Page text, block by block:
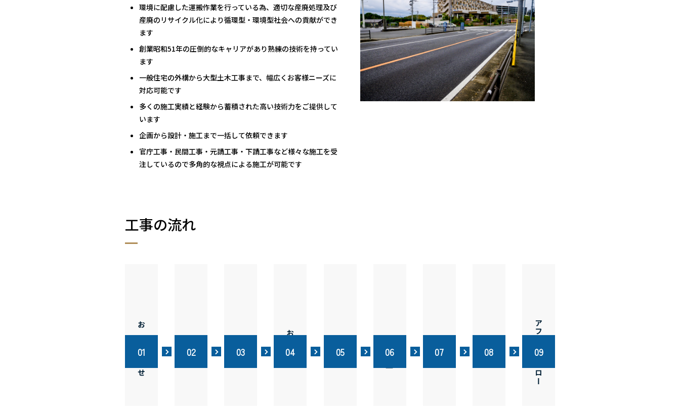
環境に配慮した運搬作業を行っている為、適切な産廃処理及び
産廃のリサイクル化により循環型・環境型社会への貢献ができ
ます
創業昭和51年の圧倒的なキャリアがあり熟練の技術を持ってい
ます
一般住宅の外構から大型土木工事まで、幅広くお客様ニーズに
対応可能です
多くの施工実績と経験から蓄積された高い技術力をご提供して
います
企画から設計・施工まで一括して依頼できます
官庁工事・民間工事・元請工事・下請工事など様々な施工を受
注しているので多角的な視点による施工が可能です
工事の流れ
お問い合わせ ご相談 現地調査 お見積り ご契約 日程調整 着工 完了 アフターフォロー